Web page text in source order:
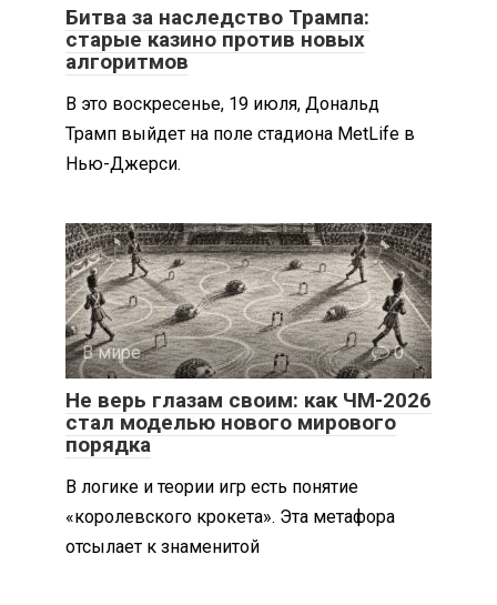
Битва за наследство Трампа:
старые казино против новых
алгоритмов
В это воскресенье, 19 июля, Дональд
Трамп выйдет на поле стадиона MetLife в
Нью-Джерси.
В мире 0
Не верь глазам своим: как ЧМ-2026
стал моделью нового мирового
порядка
В логике и теории игр есть понятие
«королевского крокета». Эта метафора
отсылает к знаменитой